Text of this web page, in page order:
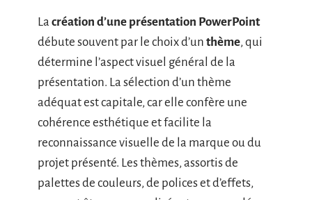
La création d’une présentation PowerPoint
débute souvent par le choix d’un thème, qui
détermine l’aspect visuel général de la
présentation. La sélection d’un thème
adéquat est capitale, car elle confère une
cohérence esthétique et facilite la
reconnaissance visuelle de la marque ou du
projet présenté. Les thèmes, assortis de
palettes de couleurs, de polices et d’effets,